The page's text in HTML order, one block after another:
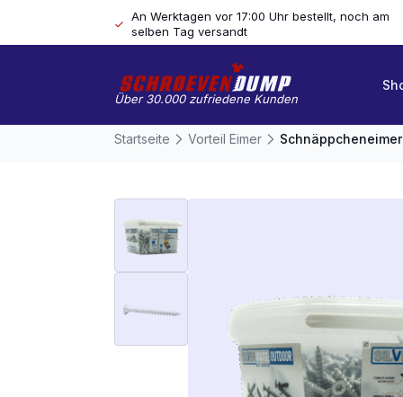
An Werktagen vor 17:00 Uhr bestellt, noch am
selben Tag versandt
Über 30.000 zufriedene Kunden
Startseite Vorteil Eimer